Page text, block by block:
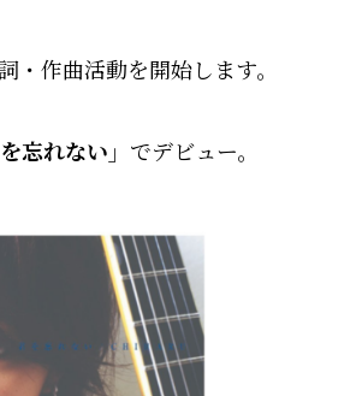
作曲活動を開始します。
忘れない」 でデビュー。